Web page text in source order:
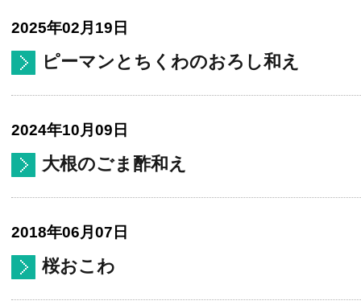
2025年02月19日
ピーマンとちくわのおろし和え
2024年10月09日
大根のごま酢和え
2018年06月07日
桜おこわ